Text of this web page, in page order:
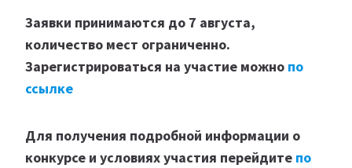
Заявки принимаются до 7 августа,
количество мест ограниченно.
Зарегистрироваться на участие можно по
ссылке
Для получения подробной информации о
конкурсе и условиях участия перейдите по